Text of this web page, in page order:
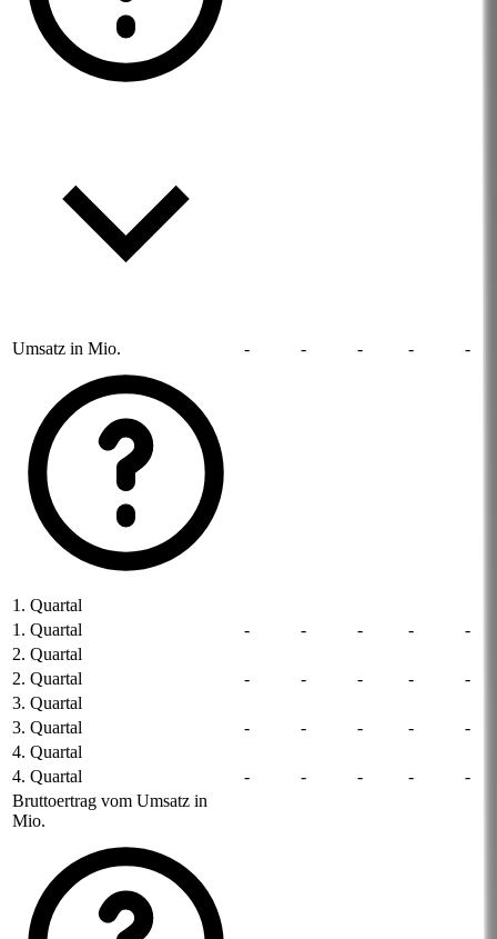
Umsatz in Mio. - - - - -
1. Quartal
1. Quartal
- - - -
-
2. Quartal
2. Quartal
- - - -
-
3. Quartal
3. Quartal
- - - -
-
4. Quartal
4. Quartal
- - - -
-
Bruttoertrag vom Umsatz in
Mio.